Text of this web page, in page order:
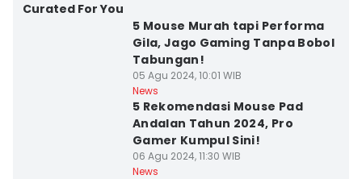
Curated For You
5 Mouse Murah tapi Performa
Gila, Jago Gaming Tanpa Bobol
Tabungan!
05 Agu 2024, 10:01 WIB
News
5 Rekomendasi Mouse Pad
Andalan Tahun 2024, Pro
Gamer Kumpul Sini!
06 Agu 2024, 11:30 WIB
News